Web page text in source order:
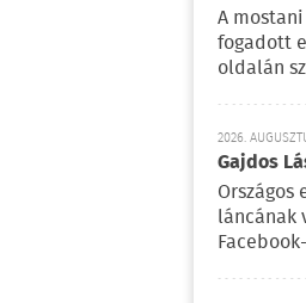
A
fogadott
oldalán
2026.
Gajdos
láncának